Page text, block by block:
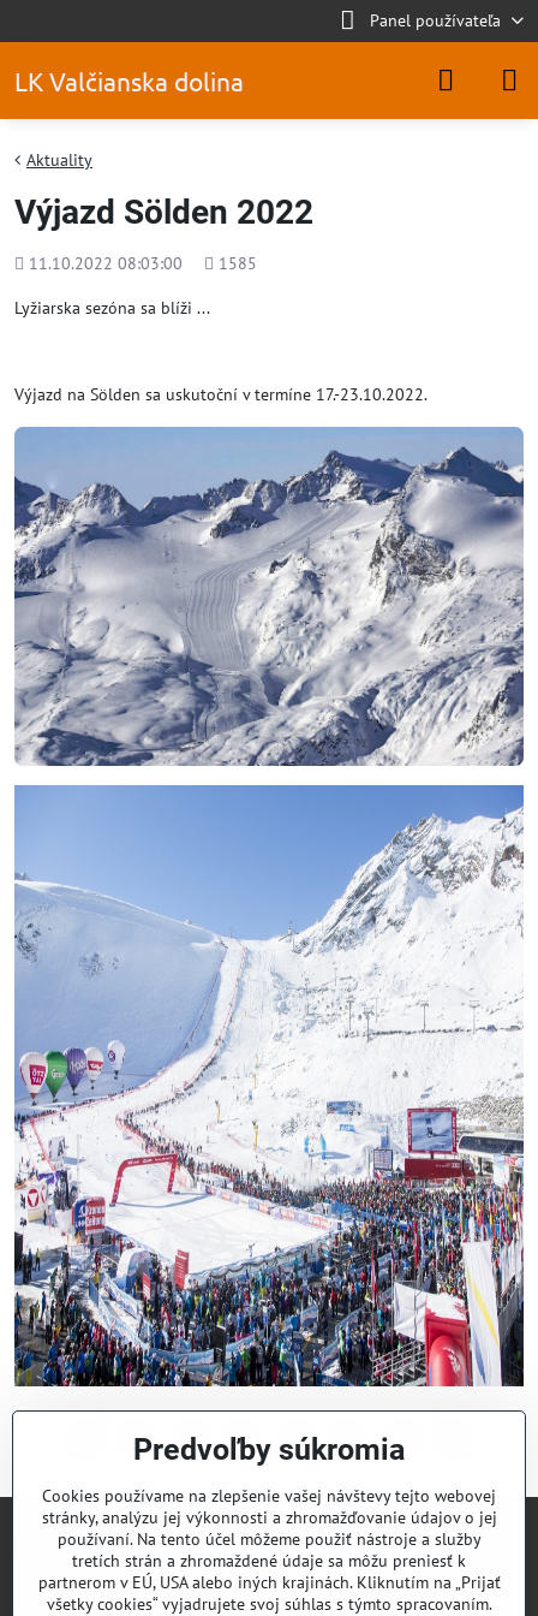
Panel používateľa
LK Valčianska dolina
Aktuality
Výjazd Sölden 2022
Pridané
11.10.2022 08:03:00
Počet
1585
Lyžiarska sezóna sa blíži ...
Výjazd na Sölden sa uskutoční v termíne 17.-23.10.2022.
FacebookTwitterBlueskyPinterestReddit LinkedInWhatsApp
Lyžiarsky klub Valčianska dolina
Predvoľby súkromia
Cookies používame na zlepšenie vašej návštevy tejto webovej
stránky, analýzu jej výkonnosti a zhromažďovanie údajov o jej
používaní. Na tento účel môžeme použiť nástroje a služby
tretích strán a zhromaždené údaje sa môžu preniesť k
partnerom v EÚ, USA alebo iných krajinách. Kliknutím na „Prijať
všetky cookies“ vyjadrujete svoj súhlas s týmto spracovaním.